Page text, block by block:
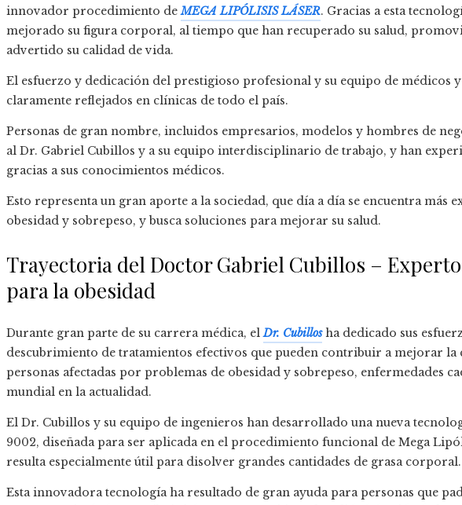
innovador procedimiento deMEGA LIPÓLISIS LÁSER. Gracias a esta
mejorado su figura corporal, al tiempo que han recuperado su salud,
advertido su calidad de vida.
El esfuerzo y dedicación del prestigioso profesional y su equipo de médicos
claramente reflejados en clínicas de todo el país.
Personas de gran nombre, incluidos empresarios, modelos y hombres de
al Dr. Gabriel Cubillos y a su equipo interdisciplinario de trabajo, y han
gracias a sus conocimientos médicos.
Esto representa un gran aporte a la sociedad, que día a día se encuentra más
obesidad y sobrepeso, y busca soluciones para mejorar su salud.
Trayectoria del Doctor Gabriel Cubillos –
para la obesidad
Durante gran parte de su carrera médica, elDr. Cubillosha dedicado sus
descubrimiento de tratamientos efectivos que pueden contribuir a mejorar la
personas afectadas por problemas de obesidad y sobrepeso, enfermedades
mundial en la actualidad.
El Dr. Cubillos y su equipo de ingenieros han desarrollado una nueva
9002, diseñada para ser aplicada en el procedimiento funcional de Mega
resulta especialmente útil para disolver grandes cantidades de grasa corporal.
Esta innovadora tecnología ha resultado de gran ayuda para personas que